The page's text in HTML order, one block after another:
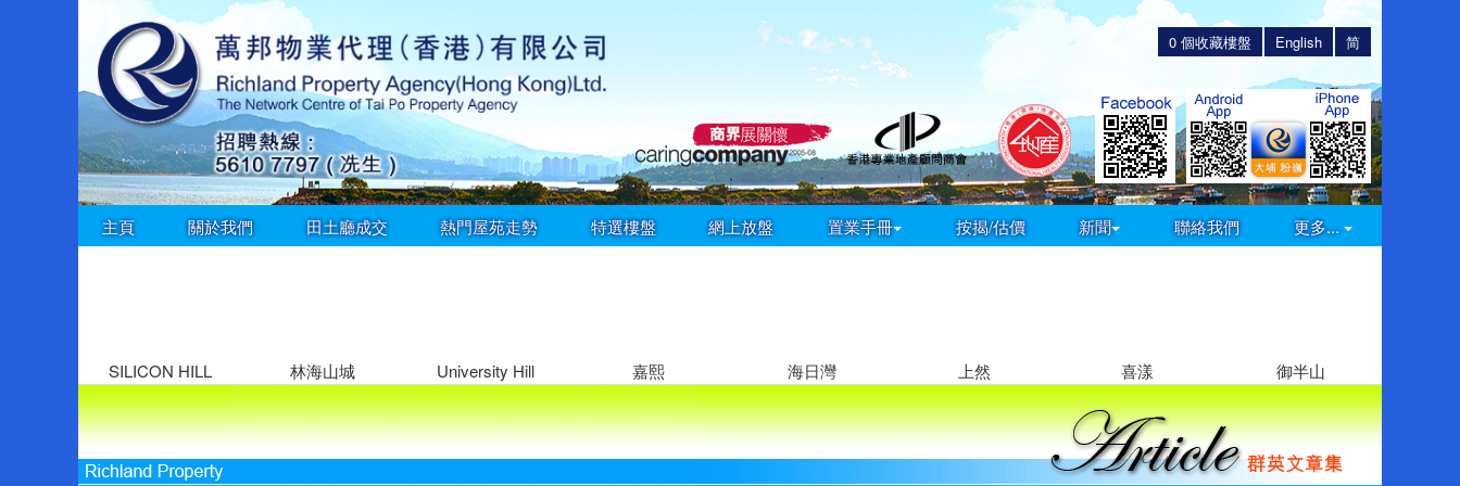
简
English
0 個收藏樓盤
主頁 關於我們 田土廳成交 熱門屋苑走勢 特選樓盤 網上放盤 置業手冊 按揭/估價 新聞 聯絡我們 更多...
SILICON HILL 林海山城 University Hill 嘉熙 海日灣 上然 喜漾 御半山